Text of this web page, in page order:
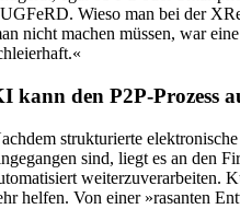
Wieso man bei der
nicht machen müssen, war
kann den P2P-Prozess
strukturierte
sind, liegt es an den
weiterzuverarbeiten.
helfen. Von einer »rasanten